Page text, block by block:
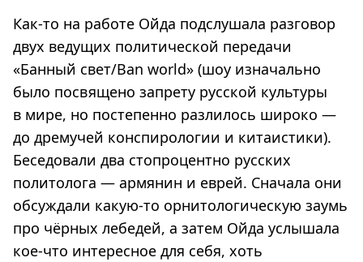
Как-то на работе Ойда подслушала разговор
двух ведущих политической передачи
«Банный свет/Ban world» (шоу изначально
было посвящено запрету русской культуры
в мире, но постепенно разлилось широко —
до дремучей конспирологии и китаистики).
Беседовали два стопроцентно русских
политолога — армянин и еврей. Сначала они
обсуждали какую-то орнитологическую заумь
про чёрных лебедей, а затем Ойда услышала
кое-что интересное для себя, хоть